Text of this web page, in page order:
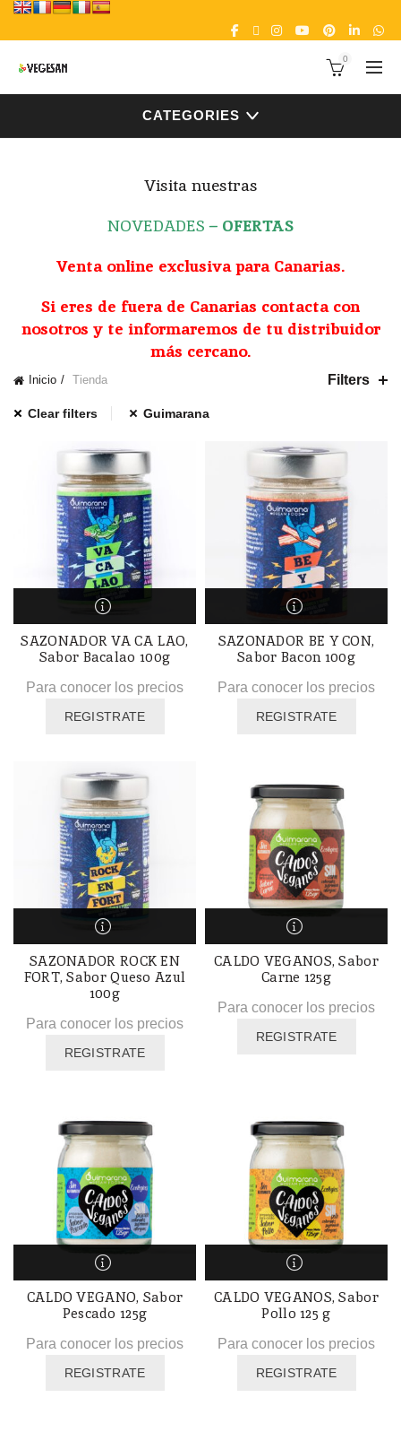
0
CATEGORIES
Visita nuestras
NOVEDADES – OFERTAS
Venta online exclusiva para Canarias.
Si eres de fuera de Canarias contacta con
nosotros y te informaremos de tu distribuidor
más cercano.
Inicio Tienda Filters
Clear filters Guimarana
SAZONADOR VA CA LAO,
Sabor Bacalao 100g
Para conocer los precios
REGISTRATE
SAZONADOR BE Y CON,
Sabor Bacon 100g
Para conocer los precios
REGISTRATE
SAZONADOR ROCK EN
FORT, Sabor Queso Azul
100g
Para conocer los precios
REGISTRATE
CALDO VEGANOS, Sabor
Carne 125g
Para conocer los precios
REGISTRATE
CALDO VEGANO, Sabor
Pescado 125g
Para conocer los precios
REGISTRATE
CALDO VEGANOS, Sabor
Pollo 125 g
Para conocer los precios
REGISTRATE